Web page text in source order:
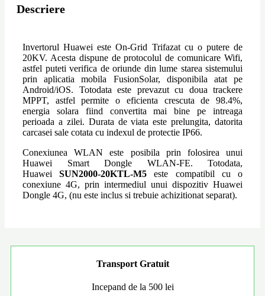
Descriere
Invertorul Huawei este On-Grid Trifazat cu o putere de
20KV. Acesta dispune de protocolul de comunicare Wifi,
astfel puteti verifica de oriunde din lume starea sistemului
prin aplicatia mobila FusionSolar, disponibila atat pe
Android/iOS. Totodata este prevazut cu doua trackere
MPPT, astfel permite o eficienta crescuta de 98.4%,
energia solara fiind convertita mai bine pe intreaga
perioada a zilei. Durata de viata este prelungita, datorita
carcasei sale cotata cu indexul de protectie IP66.
Conexiunea WLAN este posibila prin folosirea unui
Huawei Smart Dongle WLAN-FE. Totodata,
HuaweiSUN2000-20KTL-M5este compatibil cu o
conexiune 4G, prin intermediul unui dispozitiv Huawei
Dongle 4G, (nu este inclus si trebuie achizitionat separat).
Transport Gratuit
Incepand de la 500 lei